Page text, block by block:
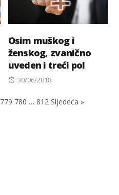
Osim muškog i
ženskog, zvanično
uveden i treći pol
Posted
30/06/2018
779 780 … 812 Sljedeća »